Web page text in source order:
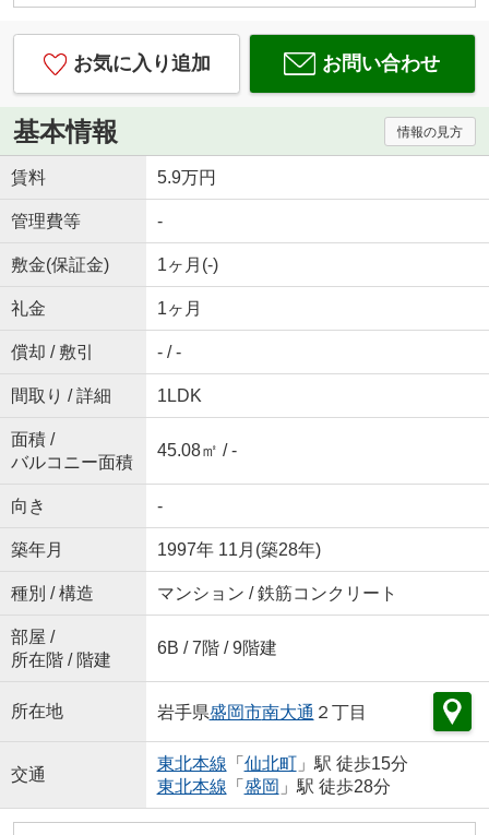
お気に入り追加 お問い合わせ
基本情報 情報の見方
賃料 5.9万円
管理費等 -
敷金(保証金) 1ヶ月(-)
礼金 1ヶ月
償却 / 敷引 - / -
間取り / 詳細 1LDK
面積 /
バルコニー面積
45.08㎡ / -
向き -
築年月 1997年 11月(築28年)
種別 / 構造 マンション / 鉄筋コンクリート
部屋 /
所在階 / 階建
6B / 7階 / 9階建
所在地 岩手県盛岡市南大通 ２丁目
交通
東北本線 「 仙北町」駅 徒歩15分
東北本線 「 盛岡 」駅 徒歩28分